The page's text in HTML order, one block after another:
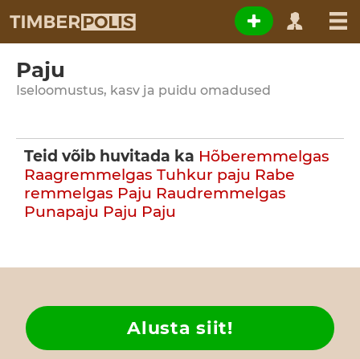
Paju
Iseloomustus, kasv ja puidu omadused
Teid võib huvitada ka Hõberemmelgas
Raagremmelgas Tuhkur paju Rabe
remmelgas Paju Raudremmelgas
Punapaju Paju Paju
Alusta siit!